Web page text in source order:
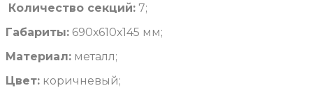
Количество секций: 7;
Габариты: 690х610х145 мм;
Материал: металл;
Цвет: коричневый;